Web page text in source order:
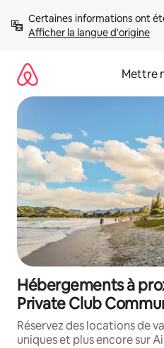
directement
Afficher la langue d'origine
Mettre
Hébergements à
Private Club
Réservez des locations de
uniques et plus encore sur